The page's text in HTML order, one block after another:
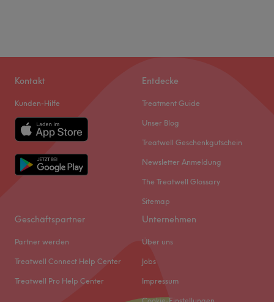
Kontakt
Kunden-Hilfe
Entdecke
Treatment Guide
Unser Blog
Treatwell Geschenkgutschein
Newsletter Anmeldung
The Treatwell Glossary
Sitemap
Geschäftspartner
Partner werden
Treatwell Connect Help Center
Treatwell Pro Help Center
Unternehmen
Über uns
Jobs
Impressum